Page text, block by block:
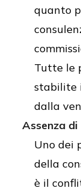
quanto
Tutte le
stabilite
dalla
Assenza
Uno dei
della
è il